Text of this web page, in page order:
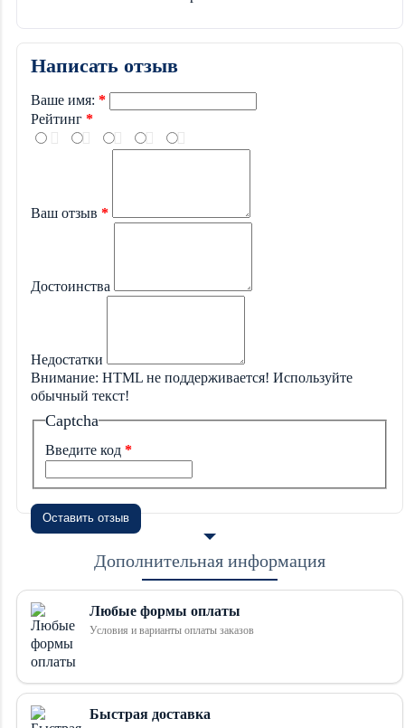
Написать отзыв
Ваше имя:
Рейтинг
Ваш отзыв
Достоинства
Недостатки
Внимание: HTML не поддерживается! Используйте
обычный текст!
Captcha
Введите код
Оставить отзыв
Дополнительная информация
Любые формы оплаты
Условия и варианты оплаты заказов
Быстрая доставка